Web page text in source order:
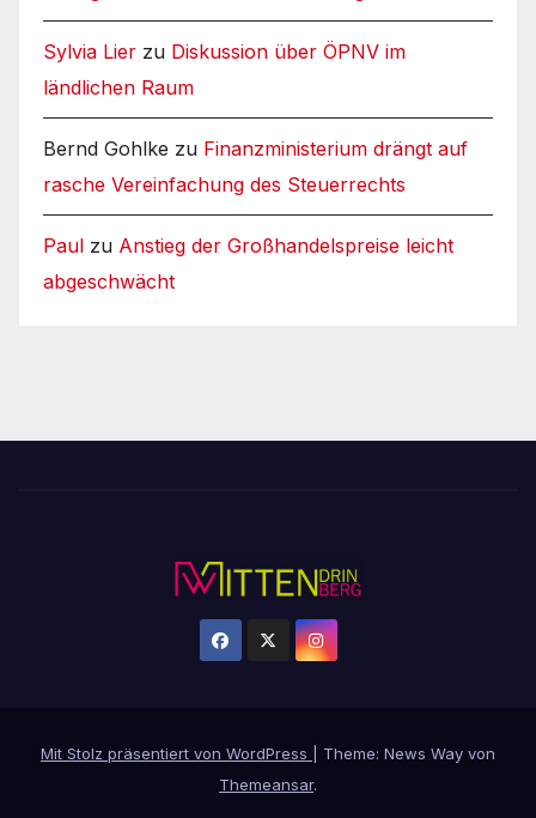
Sylvia Lier zu Diskussion über ÖPNV im
ländlichen Raum
Bernd Gohlke zu Finanzministerium drängt auf
rasche Vereinfachung des Steuerrechts
Paul zu Anstieg der Großhandelspreise leicht
abgeschwächt
Mit Stolz präsentiert von WordPress
Theme: News Way von
Themeansar.